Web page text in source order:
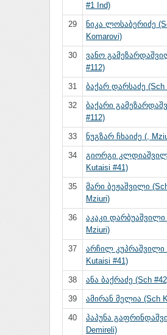
#1 Ind)
29
ნიკა ლოსაბერიძე
Komarovi)
30
ვანო
#112)
31 ბაქარ დარსაძე (Sch
32
ბაქარი
#112)
33 ნუგზარ ჩხაიძე (,
34
გიორგი
Kutaisi #41)
35
მარი ბეჟაშვილი
Mziuri)
36
აკაკი დარბუაშვილი
Mziuri)
37
არჩილ კუპრაშვილი
Kutaisi #41)
38 ანა ბაქრაძე (Sch
39 ამირან მელია (Sch
40
პაპუნა
Demireli)